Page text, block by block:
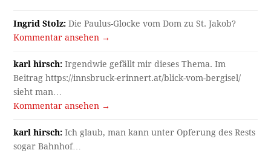
Ingrid Stolz: Die Paulus-Glocke vom Dom zu St. Jakob?
Kommentar ansehen →
karl hirsch: Irgendwie gefällt mir dieses Thema. Im
Beitrag https://innsbruck-erinnert.at/blick-vom-bergisel/
sieht man…
Kommentar ansehen →
karl hirsch: Ich glaub, man kann unter Opferung des Rests
sogar Bahnhof…